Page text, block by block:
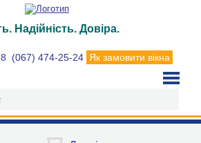
Надійність. Довіра.
(067) 474-25-24 Як замовити вікна